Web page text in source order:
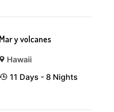
Mar y volcanes
Hawaii
11 Days - 8 Nights